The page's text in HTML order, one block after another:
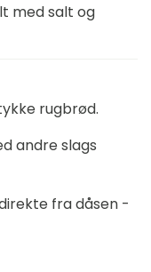
med salt og
rugbrød.
andre slags
fra dåsen -